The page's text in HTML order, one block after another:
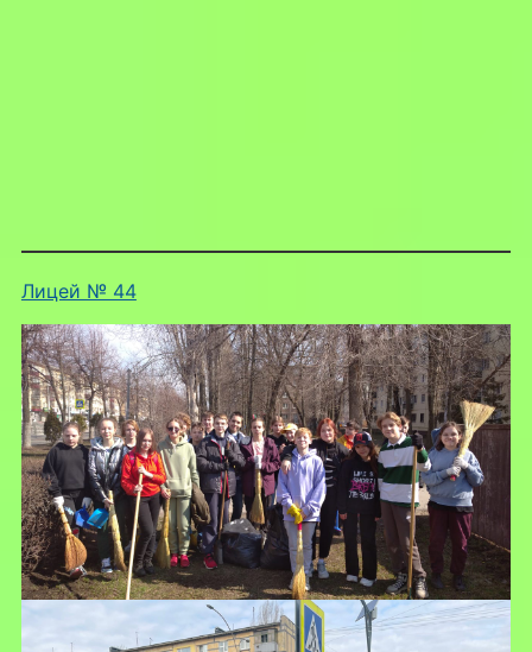
Лицей № 44